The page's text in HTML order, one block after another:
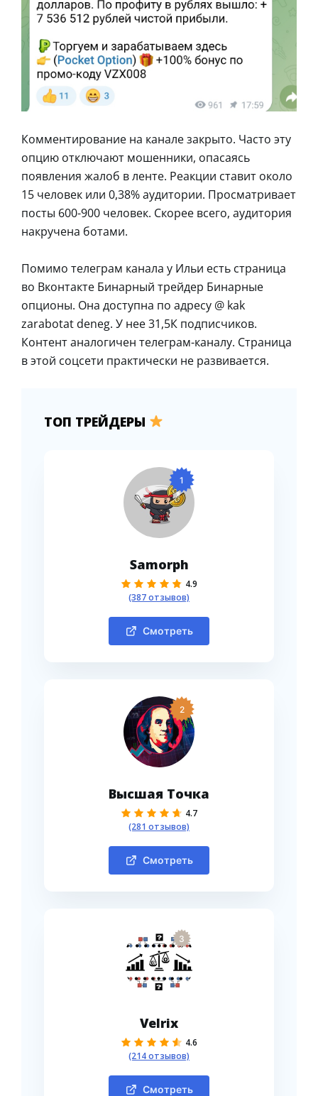
Комментирование на канале закрыто. Часто эту
опцию отключают мошенники, опасаясь
появления жалоб в ленте. Реакции ставит около
15 человек или 0,38% аудитории. Просматривает
посты 600-900 человек. Скорее всего, аудитория
накручена ботами.
Помимо телеграм канала у Ильи есть страница
во Вконтакте Бинарный трейдер Бинарные
опционы. Она доступна по адресу @ kak
zarabotat deneg. У нее 31,5К подписчиков.
Контент аналогичен телеграм-каналу. Страница
в этой соцсети практически не развивается.
ТОП ТРЕЙДЕРЫ
1
Samorph
4.9
(387 отзывов)
Смотреть
2
Высшая Точка
4.7
(281 отзывов)
Смотреть
3
Velrix
4.6
(214 отзывов)
Смотреть